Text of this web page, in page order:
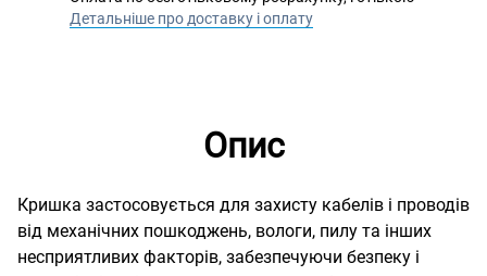
Детальніше про доставку і оплату
Опис
Кришка застосовується для захисту кабелів і проводів
від механічних пошкоджень, вологи, пилу та інших
несприятливих факторів, забезпечуючи безпеку і